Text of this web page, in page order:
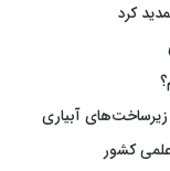
آبیاری
کشور